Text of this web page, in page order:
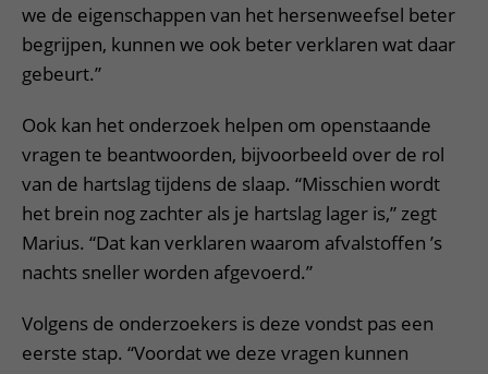
we de eigenschappen van het hersenweefsel beter
begrijpen, kunnen we ook beter verklaren wat daar
gebeurt.”
Ook kan het onderzoek helpen om openstaande
vragen te beantwoorden, bijvoorbeeld over de rol
van de hartslag tijdens de slaap. “Misschien wordt
het brein nog zachter als je hartslag lager is,” zegt
Marius. “Dat kan verklaren waarom afvalstoffen ’s
nachts sneller worden afgevoerd.”
Volgens de onderzoekers is deze vondst pas een
eerste stap. “Voordat we deze vragen kunnen